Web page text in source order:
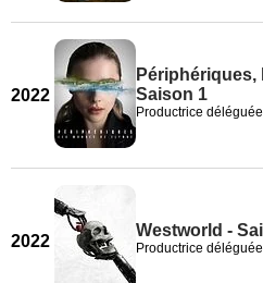
2022
Périphériques,
Saison 1
Productrice déléguée
2022
Westworld -
Productrice déléguée